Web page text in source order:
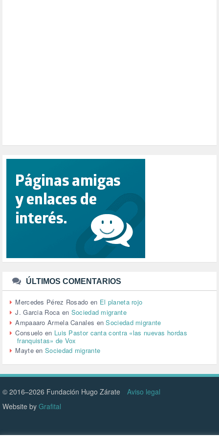
PUERTO DE VALENCIA (1)
RACISMO (1)
RELIGIÓN (114)
REPUBLICA (1)
SALUD (108)
SENSIBILIZACIÓN (576)
SINDICATOS (12)
TTIP (6)
URBANISMO (1)
URBANIZACIÓN (1)
VEJEZ (1)
VENEZUELA (3)
VENEZULA (1)
VIAJES (1)
VIOLENCIA (2)
VIOLENCIA DE GÉNERO (223)
VIVIENDA (9)
VOLODIMIR ZELENSKY (1)
ÚLTIMOS COMENTARIOS
Mercedes Pérez Rosado en El planeta rojo
J. Garcia Roca en Sociedad migrante
Ampaaaro Armela Canales enSociedad migrante
Consuelo en Luis Pastor canta contra «las nuevas hordas
franquistas» de Vox
MayteenSociedad migrante
© 2016–2026 Fundación Hugo Zárate
Aviso legal
Website by Grafital